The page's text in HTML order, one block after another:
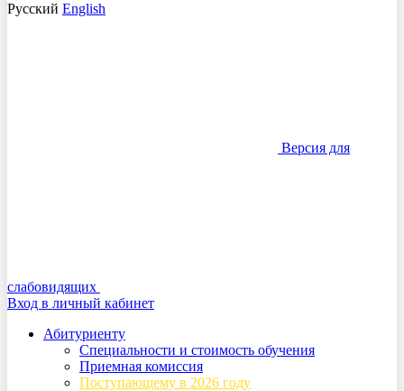
Русский English
Версия для
слабовидящих
Вход в личный кабинет
Абитуриенту
Специальности и стоимость обучения
Приемная комиссия
Поступающему в 2026 году